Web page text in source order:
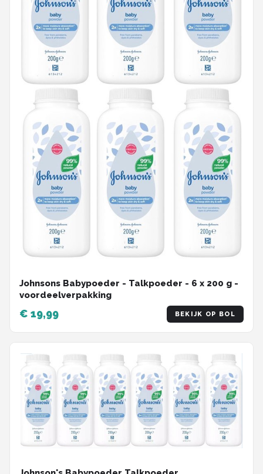
Johnsons Babypoeder - Talkpoeder - 6 x 200 g -
voordeelverpakking
€ 19,99 BEKIJK OP BOL